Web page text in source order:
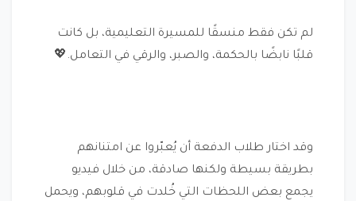
لم تكن فقط منسقًا للمسيرة التعليمية، بل كانت
قلبًا نابضًا بالحكمة، والصبر، والرقي في التعامل.💖
وقد اختار طلاب الدفعة أن يُعبّروا عن امتنانهم
بطريقة بسيطة ولكنها صادقة، من خلال فيديو
يجمع بعض اللحظات التي خُلدت في قلوبهم، ويحمل